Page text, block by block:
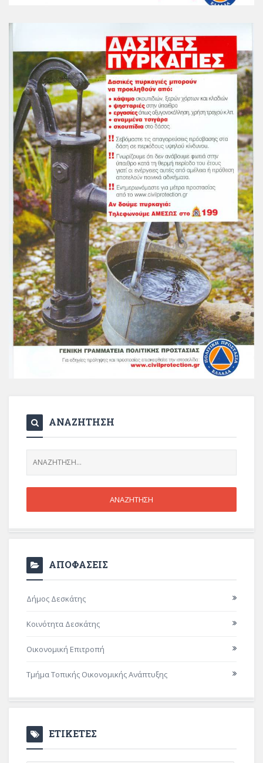
ΑΝΑΖΗΤΗΣΗ
ΑΠΟΦΑΣΕΙΣ
Δήμος Δεσκάτης
Κοινότητα Δεσκάτης
Οικονομική Επιτροπή
Τμήμα Τοπικής Οικονομικής Ανάπτυξης
ΕΤΙΚΕΤΕΣ